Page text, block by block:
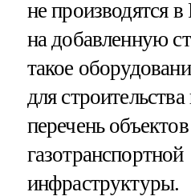
не производятся
на добавленную
такое
для
перечень объектов
газотранспортной
инфраструктуры.